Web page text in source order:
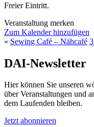
Freier Eintritt.
Veranstaltung merken
Zum Kalender hinzufügen
« Sewing Café – Nähcafé
DAI-Newsletter
Hier können Sie unseren
über Veranstaltungen und
dem Laufenden bleiben.
Jetzt abonnieren